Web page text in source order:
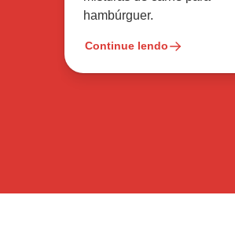
hambúrguer.
Continue lendo